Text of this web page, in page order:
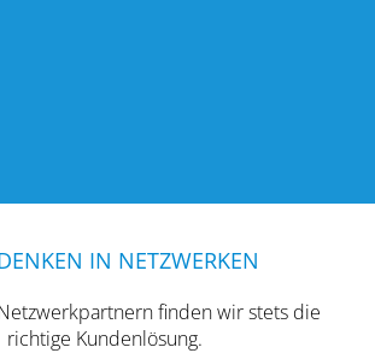
IN NETZWERKEN
finden wir stets die
richtige Kundenlösung.